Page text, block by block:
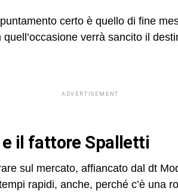
certo è quello di fine
verrà sancito il
ADVERTISEMENT
il fattore Spalletti
sul mercato, affiancato dal dt
rapidi, anche, perché c’è una